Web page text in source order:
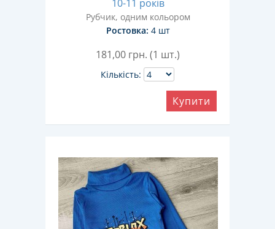
10-11 років
Рубчик, одним кольором
Ростовка: 4 шт
181,00 грн. (1 шт.)
Кількість:
Купити